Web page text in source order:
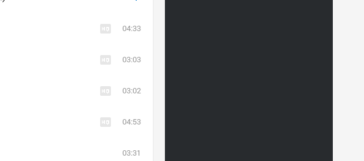
04:33
03:03
03:02
04:53
03:31